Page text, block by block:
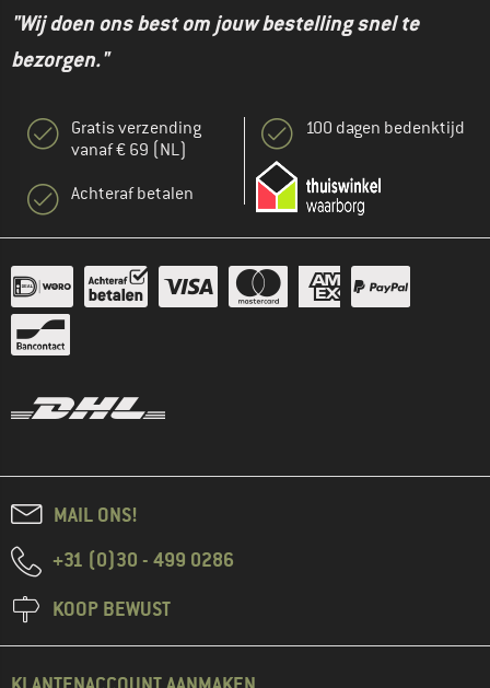
"Wij doen ons best om jouw bestelling snel te
bezorgen."
Gratis verzending
vanaf € 69 (NL)
Achteraf betalen
100 dagen bedenktijd
MAIL ONS!
+31 (0)30 - 499 0286
KOOP BEWUST